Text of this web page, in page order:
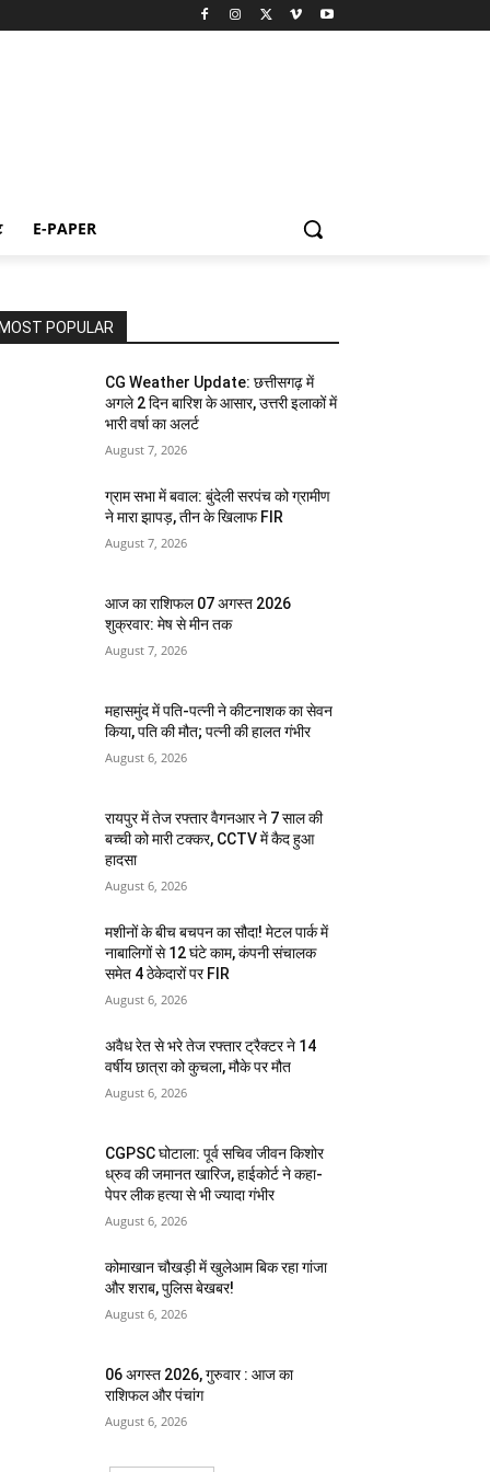
E-PAPER
MOST POPULAR
CG Weather Update: छत्तीसगढ़ में
अगले 2 दिन बारिश के आसार, उत्तरी इलाकों में
भारी वर्षा का अलर्ट
August 7, 2026
ग्राम सभा में बवाल: बुंदेली सरपंच को ग्रामीण
ने मारा झापड़, तीन के खिलाफ FIR
August 7, 2026
आज का राशिफल 07 अगस्त 2026
शुक्रवार: मेष से मीन तक
August 7, 2026
महासमुंद में पति-पत्नी ने कीटनाशक का सेवन
किया, पति की मौत; पत्नी की हालत गंभीर
August 6, 2026
रायपुर में तेज रफ्तार वैगनआर ने 7 साल की
बच्ची को मारी टक्कर, CCTV में कैद हुआ
हादसा
August 6, 2026
मशीनों के बीच बचपन का सौदा! मेटल पार्क में
नाबालिगों से 12 घंटे काम, कंपनी संचालक
समेत 4 ठेकेदारों पर FIR
August 6, 2026
अवैध रेत से भरे तेज रफ्तार ट्रैक्टर ने 14
वर्षीय छात्रा को कुचला, मौके पर मौत
August 6, 2026
CGPSC घोटाला: पूर्व सचिव जीवन किशोर
ध्रुव की जमानत खारिज, हाईकोर्ट ने कहा-
पेपर लीक हत्या से भी ज्यादा गंभीर
August 6, 2026
कोमाखान चौखड़ी में खुलेआम बिक रहा गांजा
और शराब, पुलिस बेखबर!
August 6, 2026
06 अगस्त 2026, गुरुवार : आज का
राशिफल और पंचांग
August 6, 2026